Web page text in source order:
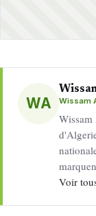
WA Wissam
Voir